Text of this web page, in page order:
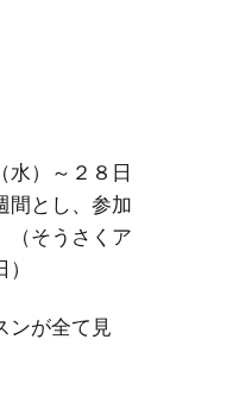
水）～２８日
間とし、参加
（そうさくア
ンが全て見